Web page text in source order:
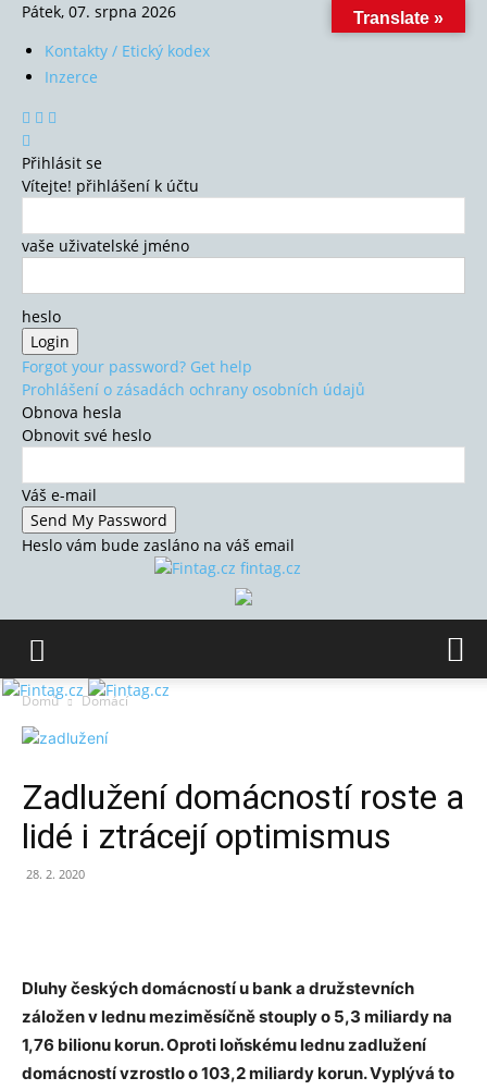
Pátek, 07. srpna 2026
Kontakty / Etický kodex
Inzerce
Přihlásit se
Vítejte! přihlášení k účtu
vaše uživatelské jméno
heslo
Forgot your password? Get help
Prohlášení o zásadách ochrany osobních údajů
Obnova hesla
Obnovit své heslo
Váš e-mail
Heslo vám bude zasláno na váš email
fintag.cz
Domů Domácí
Zadlužení domácností roste a
lidé i ztrácejí optimismus
28. 2. 2020
Dluhy českých domácností u bank a družstevních
záložen v lednu meziměsíčně stouply o 5,3 miliardy na
1,76 bilionu korun. Oproti loňskému lednu zadlužení
domácností vzrostlo o 103,2 miliardy korun. Vyplývá to
Translate »